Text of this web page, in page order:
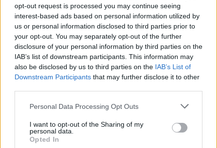
opt-out request is processed you may continue seeing
interest-based ads based on personal information utilized by
us or personal information disclosed to third parties prior to
your opt-out. You may separately opt-out of the further
disclosure of your personal information by third parties on the
IAB’s list of downstream participants. This information may
also be disclosed by us to third parties on the IAB’s List of
Downstream Participants that may further disclose it to other
Please note that this website/app uses one or more Google
not limited to your visit or usage behaviour. You may click to
grant or deny consent to Google and its third-party tags to
use your data for below specified purposes in below Google
Personal Data Processing Opt Outs
I want to opt-out of the Sharing of my
personal data.
Opted In
Για τη μέρα της δολοφονίας ανέφερε πως ο
αδελφός του απλά του είπε “τελείωσε η μάνα” με
τον ίδιο να τη βρίσκει λίγο αργότερα νεκρή,
χτυπημένη σε διάφορα σημεία.
Για σπίτι με σοβαρά θέματα στο οποίο πολύ συχνά
ακούγονταν καυγάδες, μίλησε ο πρόεδρος της
κοινότητας Ξηροχωρίου, Ιάκωβος Τσινασλανίδης,
προβλήματα εξαιτίας του αλκοόλ.